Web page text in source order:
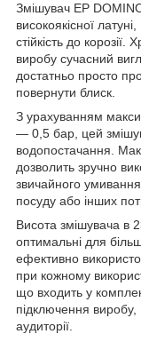
Змішувач EP
високоякісної
стійкість до
виробу сучасний
достатньо просто
повернути блиск.
З урахуванням
— 0,5 бар, цей
водопостачання.
дозволить зручно
звичайного
посуду або інших
Висота змішувача в
оптимальні для
ефективно
при кожному
що входить у
підключення
аудиторії.